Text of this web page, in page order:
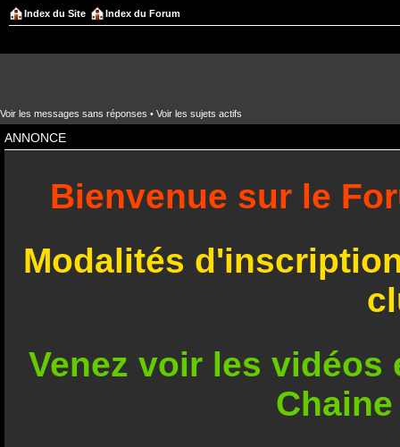
Index du Site Index du Forum
Voir les messages sans réponses • Voir les sujets actifs
ANNONCE
Bienvenue sur le
Modalités
Venez voir les